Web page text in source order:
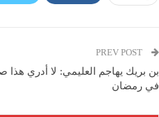
بن بريك يهاجم العليمي: لا أدري
في رمضان